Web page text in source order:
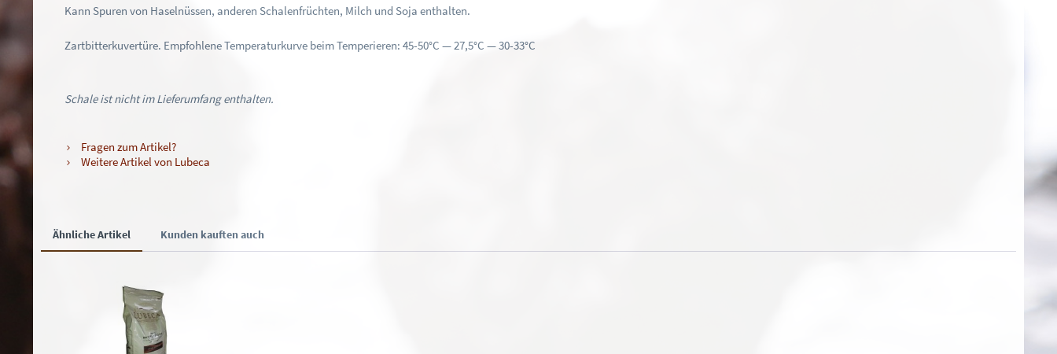
Kann Spuren von Haselnüssen, anderen Schalenfrüchten, Milch und Soja enthalten.
Zartbitterkuvertüre. Empfohlene Temperaturkurve beim Temperieren: 45-50°C — 27,5°C — 30-33°C
Schale ist nicht im Lieferumfang enthalten.
Fragen zum Artikel?
Weitere Artikel von Lubeca
Ähnliche Artikel Kunden kauften auch